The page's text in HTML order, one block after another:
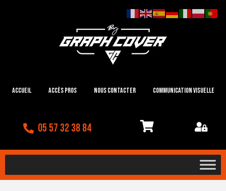
Accueil Accès Pros Nous contacter Communication visuelle
05 57 32 38 84